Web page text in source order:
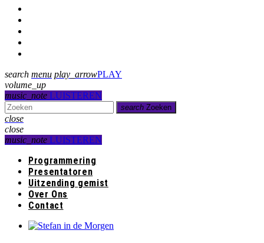
search menu play_arrowPLAY
volume_up
music_note LUISTEREN
search Zoeken
close
close
music_note LUISTEREN
Programmering
Presentatoren
Uitzending gemist
Over Ons
Contact